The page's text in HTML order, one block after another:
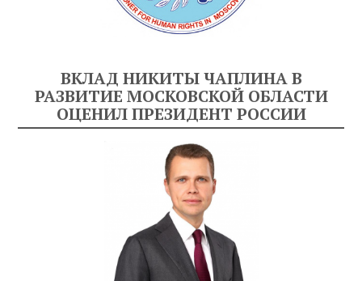
ВКЛАД НИКИТЫ ЧАПЛИНА В
РАЗВИТИЕ МОСКОВСКОЙ ОБЛАСТИ
ОЦЕНИЛ ПРЕЗИДЕНТ РОССИИ